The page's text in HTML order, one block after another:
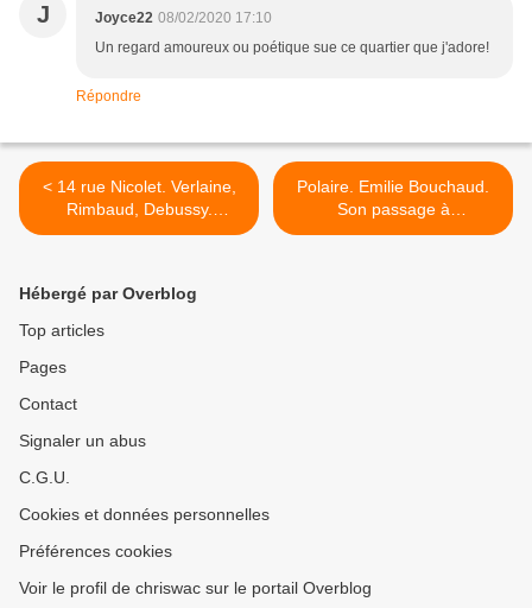
J Joyce22 08/02/2020 17:10
Un regard amoureux ou poétique sue ce quartier que j'adore!
Répondre
< 14 rue Nicolet. Verlaine,
Rimbaud, Debussy.
RueMeurt d'Art.
Polaire. Emilie Bouchaud.
Son passage à
Montmartre... >
Hébergé par Overblog
Top articles
Pages
Contact
Signaler un abus
C.G.U.
Cookies et données personnelles
Préférences cookies
Voir le profil de chriswac sur le portail Overblog